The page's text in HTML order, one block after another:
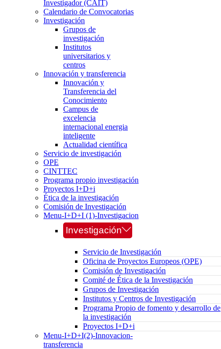
Investigador (CAIT)
Calendario de Convocatorias
Investigación
Grupos de
investigación
Institutos
universitarios y
centros
Innovación y transferencia
Innovación y
Transferencia del
Conocimiento
Campus de
excelencia
internacional energia
inteligente
Actualidad científica
Servicio de investigación
OPE
CINTTEC
Programa propio investigación
Proyectos I+D+i
Ética de la investigación
Comisión de Investigación
Menu-I+D+I (1)-Investigacion
Investigación
Servicio de Investigación
Oficina de Proyectos Europeos (OPE)
Comisión de Investigación
Comité de Ética de la Investigación
Grupos de Investigación
Institutos y Centros de Investigación
Programa Propio de fomento y desarrollo de
la investigación
Proyectos I+D+i
Menu-I+D+I(2)-Innovacion-
transferencia